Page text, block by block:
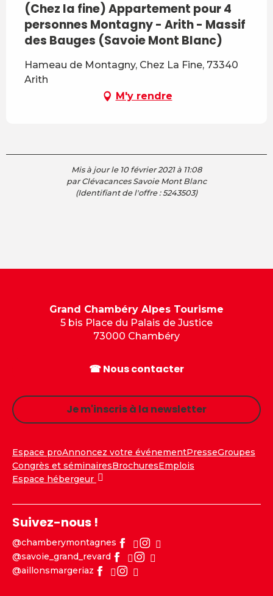
(Chez la fine) Appartement pour 4
personnes Montagny - Arith - Massif
des Bauges (Savoie Mont Blanc)
Hameau de Montagny, Chez La Fine, 73340
Arith
M'y rendre
Mis à jour le 10 février 2021 à 11:08
par Clévacances Savoie Mont Blanc
(Identifiant de l'offre :5243503)
Grand Chambéry Alpes Tourisme
5 bis Place du Palais de Justice
73000 Chambéry
☎ Nous contacter
Je m'inscris à la newsletter
Espace proAnnoncez votre événementPresseGroupes
Congrès et séminairesBrochuresEmplois
Espace hébergeur
Suivez-nous !
@chamberymontagnes
@savoie_grand_revard
@aillonsmargeriaz